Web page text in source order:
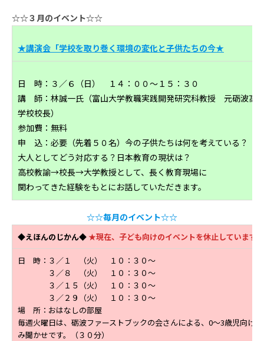
☆☆３月のイベント☆☆
★講演会「学校を取り巻く環境の変化と子供たちの今★
日 時：３／６（日） １４：００～１５：３０
講 師：林誠一氏（富山大学教職実践開発研究科教授 元砺波高
学校校長）
参加費：無料
申 込：必要（先着５０名）今の子供たちは何を考えている？
大人としてどう対応する？日本教育の現状は？
高校教諭→校長→大学教授として、長く教育現場に
関わってきた経験をもとにお話していただきます。
☆☆毎月のイベント☆☆
◆えほんのじかん◆ ★現在、子ども向けのイベントを休止しています★
日 時：３／１ （火） １０：３０～
３／８ （火） １０：３０～
３／１５（火） １０：３０～
３／２９（火） １０：３０～
場 所：おはなしの部屋
毎週火曜日は、砺波ファーストブックの会さんによる、0～3歳児向け
み聞かせです。（３０分）